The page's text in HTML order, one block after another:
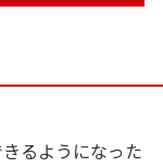
るようになった